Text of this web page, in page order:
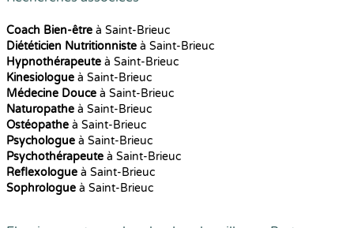
Coach Bien-être à Saint-Brieuc
Diététicien Nutritionniste à Saint-Brieuc
Hypnothérapeute à Saint-Brieuc
Kinesiologue à Saint-Brieuc
Médecine Douce à Saint-Brieuc
Naturopathe à Saint-Brieuc
Ostéopathe à Saint-Brieuc
Psychologue à Saint-Brieuc
Psychothérapeute à Saint-Brieuc
Reflexologue à Saint-Brieuc
Sophrologue à Saint-Brieuc